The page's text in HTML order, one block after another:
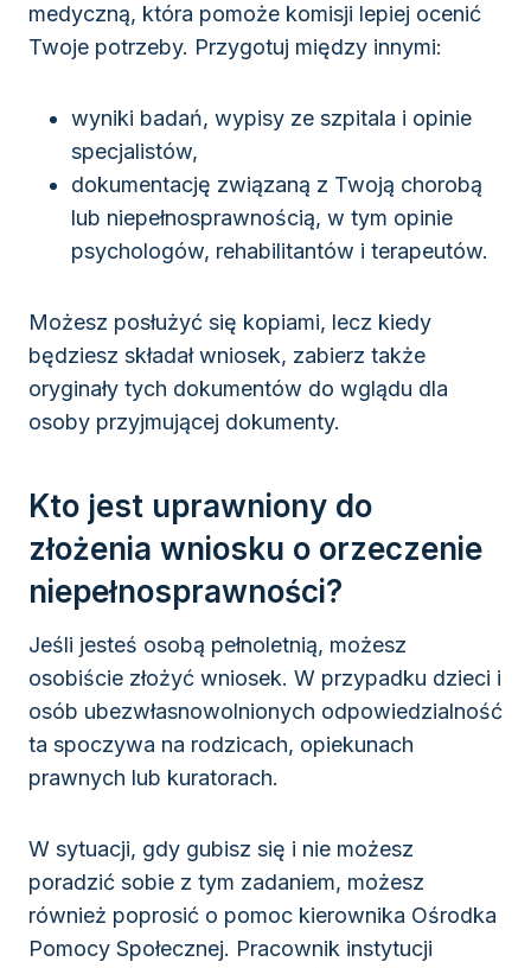
medyczną, która pomoże komisji lepiej ocenić
Twoje potrzeby. Przygotuj między innymi:
wyniki badań, wypisy ze szpitala i opinie
specjalistów,
dokumentację związaną z Twoją chorobą
lub niepełnosprawnością, w tym opinie
psychologów, rehabilitantów i terapeutów.
Możesz posłużyć się kopiami, lecz kiedy
będziesz składał wniosek, zabierz także
oryginały tych dokumentów do wglądu dla
osoby przyjmującej dokumenty.
Kto jest uprawniony do
złożenia wniosku o orzeczenie
niepełnosprawności?
Jeśli jesteś osobą pełnoletnią, możesz
osobiście złożyć wniosek. W przypadku dzieci i
osób ubezwłasnowolnionych odpowiedzialność
ta spoczywa na rodzicach, opiekunach
prawnych lub kuratorach.
W sytuacji, gdy gubisz się i nie możesz
poradzić sobie z tym zadaniem, możesz
również poprosić o pomoc kierownika Ośrodka
Pomocy Społecznej. Pracownik instytucji